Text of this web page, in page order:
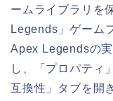
ームライブラリを
Legends」ゲーム
Apex Legendsの
し、「プロパティ
互換性」タブを開